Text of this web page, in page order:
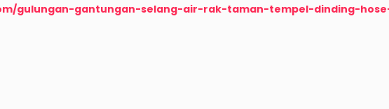
gulungan-gantungan-selang-air-rak-taman-tempel-dinding-